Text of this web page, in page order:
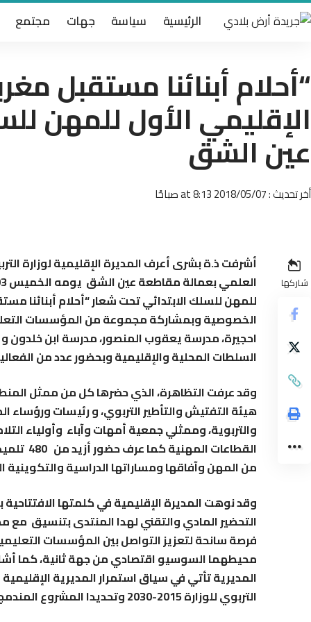
الرئيسية سياسة جهات مجتمع
“أحلام أبنائنا مستقبل
الإقليمي الأول للمهن
عين الشق
أخر تحديث : 2018/05/07 at 8:13 صباحًا
شاركها
أشرفت ذ.ة بشرى أعرف المديرة الإقليمية لوزارة
للمهن للسلك الابتدائي تحت شعار “أحلام أبنائنا
الخصوصية وبمشاركة مجموعة من المؤسسات
احجيرة، مدرسة يعقوب المنصور، مدرسة ابن
السلطات المحلية والإقليمية وبحضور عدد من
وقد عرفت التظاهرة، الذي حضرها كل من ممثل
هيئة التفتيش والتأطير التربوي، ورئيسات ورؤساء
والتربوية، وممثلي جمعية أمهات وآباء وأولياء
من المهن وآفاقها ومساراتها الدراسية والتكوينية
وقد نوهت المديرة الإقليمية في كلمتها
التحضير المادي والتقني لهدا المنتدى بتنسيق مع
فرصة سانحة لتعزيز التواصل بين المؤسسات
محيطهما السوسيو اقتصادي من جهة ثانية، كما
المديرية تأتي في سياق استمرار المديرية
التربوي للوزارة 2015-2030 وتحديدا المشروع المندمج السابع